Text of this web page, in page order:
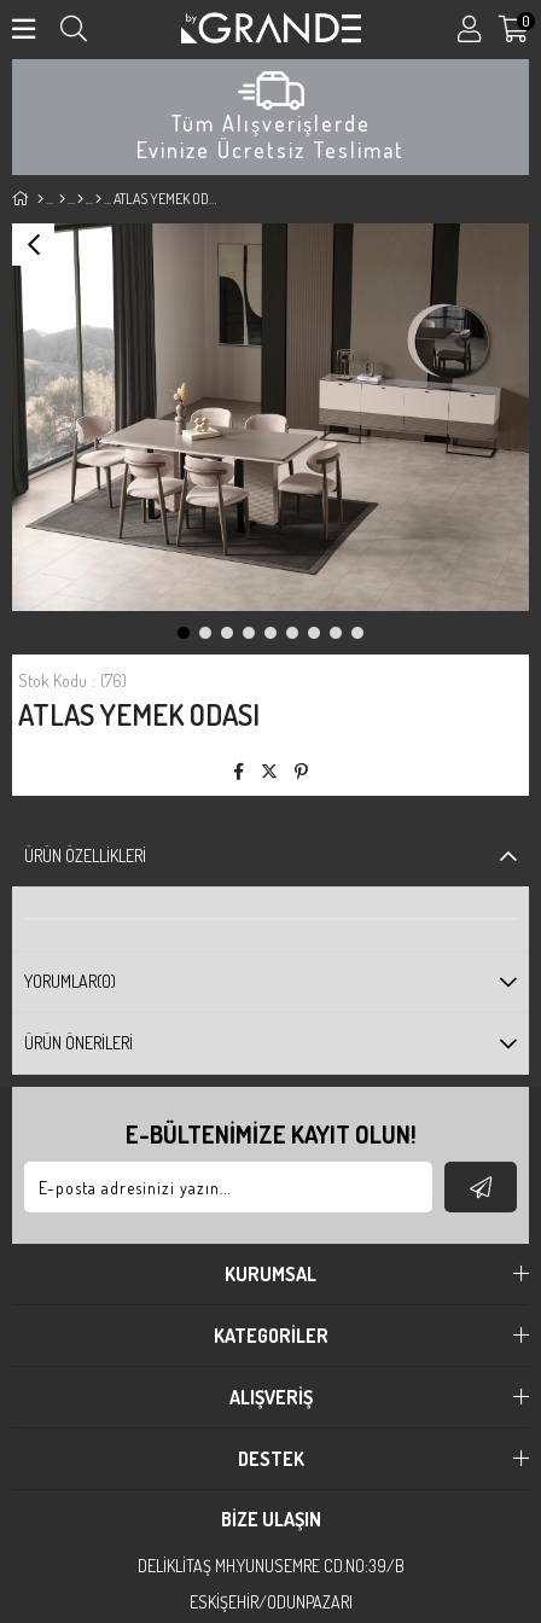
0
Tüm Alışverişlerde
Evinize Ücretsiz Teslimat
ATLAS YEMEK ODASI
Stok Kodu (76)
ATLAS YEMEK ODASI
ÜRÜN ÖZELLIKLERI
YORUMLAR(0)
ÜRÜN ÖNERILERI
E-BÜLTENİMİZE KAYIT OLUN!
KURUMSAL
KATEGORİLER
ALIŞVERİŞ
DESTEK
BİZE ULAŞIN
DELİKLİTAŞ MH.YUNUSEMRE CD.NO:39/B
ESKİŞEHİR/ODUNPAZARI